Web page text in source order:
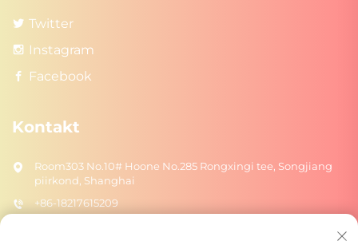
Twitter
Instagram
Facebook
Kontakt
Room303 No.10# Hoone No.285 Rongxingi tee, Songjiang
piirkond, Shanghai
+86-18217615209